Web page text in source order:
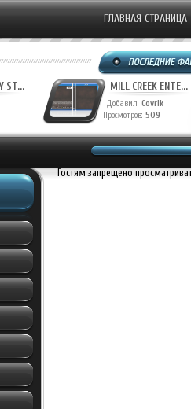
ГЛАВНАЯ СТРАНИЦА
20TH CENTURY ST...
Добавил:
Covrik
Просмотров:1216
Гостям запрещено